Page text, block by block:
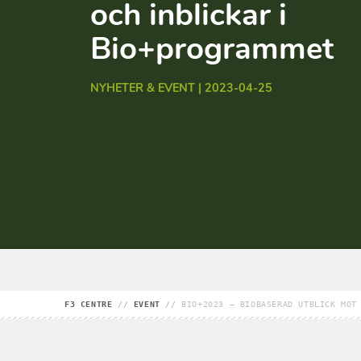
och inblickar i
Bio+programmet
NYHETER & EVENT | 2023-04-25
F3 CENTRE // EVENT // BIO+2023 – BIOBASERAD UTBLICK MOT